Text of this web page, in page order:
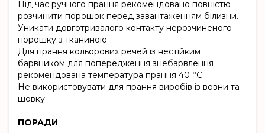
Під час ручного прання рекомендовано повністю
розчинити порошок перед завантаженням білизни.
Уникати довготривалого контакту нерозчиненого
порошку з тканиною
Для прання кольорових речей із нестійким
барвником для попередження знебарвлення
рекомендована температура прання 40 °С
Не використовувати для прання виробів із вовни та
шовку
ПОРАДИ